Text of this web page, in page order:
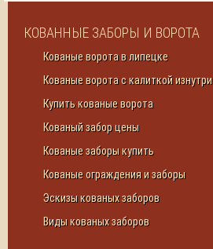
КОВАННЫЕ ЗАБОРЫ И ВОРОТА
Кованые ворота в липецке
Кованые ворота с калиткой изнутри
Купить кованые ворота
Кованый забор цены
Кованые заборы купить
Кованые ограждения и заборы
Эскизы кованых заборов
Виды кованых заборов